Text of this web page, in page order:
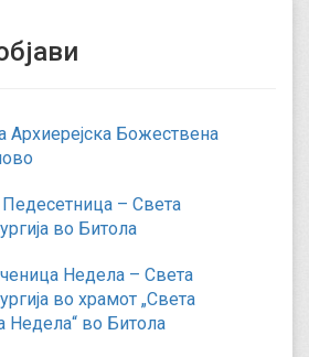
Архиерејска Божествена
– Света
во Битола
Недела – Света
во храмот „Света
Недела“ во Битола